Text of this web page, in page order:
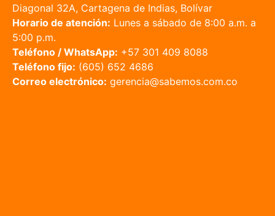
Diagonal 32A, Cartagena de Indias, Bolívar
Horario de atención: Lunes a sábado de 8:00 a.m. a
5:00 p.m.
Teléfono / WhatsApp: +57 301 409 8088
Teléfono fijo: (605) 652 4686
Correo electrónico: gerencia@sabemos.com.co